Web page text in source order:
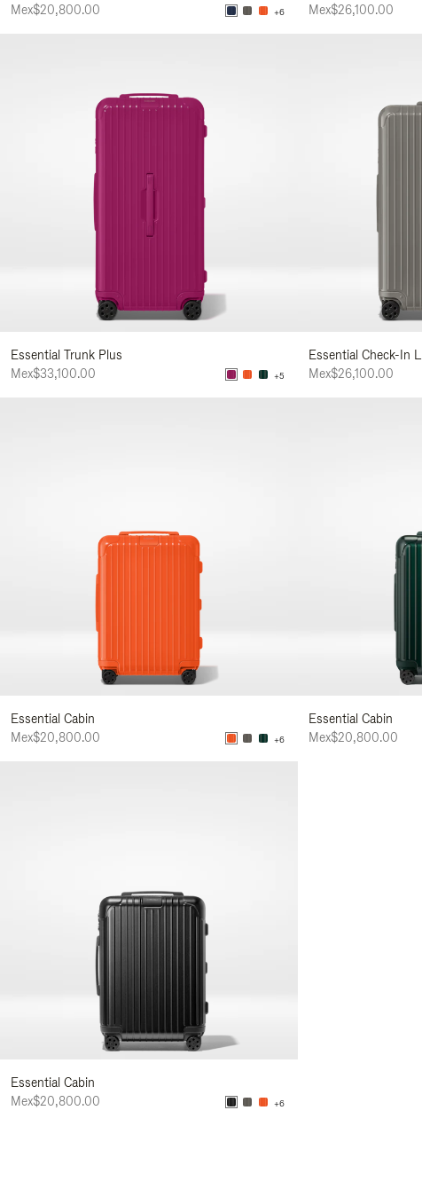
Mex$20,800.00
+6
Mex$26,100.00
Essential Trunk Plus
Mex$33,100.00
+5
Essential Check-In L
Mex$26,100.00
Essential Cabin
Mex$20,800.00
+6
Essential Cabin
Mex$20,800.00
Essential Cabin
Mex$20,800.00
+6